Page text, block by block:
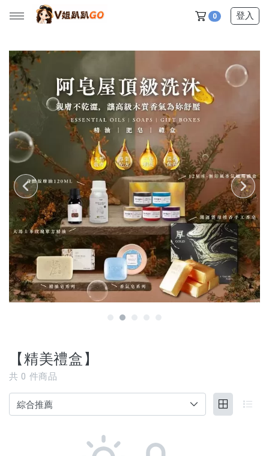
0 登入
所有產品
【V姐團購專屬優惠】
【春季下殺特賣】
【新品上市】
【美髮護理】
【服飾內著】
【居家生活】
【營養保健】
【3C家電/周邊】
品牌
服務/政策
【精美禮盒】
共 0 件商品